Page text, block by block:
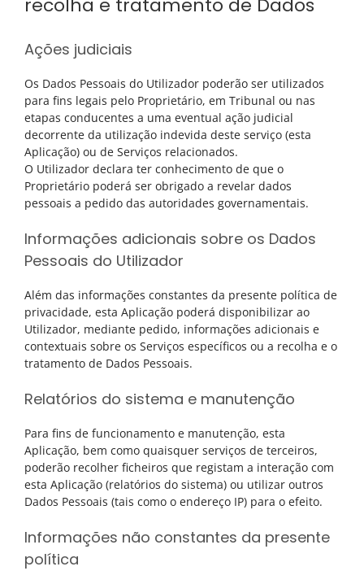
Ações judiciais
Os Dados Pessoais do Utilizador poderão ser utilizados
para fins legais pelo Proprietário, em Tribunal ou nas
etapas conducentes a uma eventual ação judicial
decorrente da utilização indevida deste serviço (esta
Aplicação) ou de Serviços relacionados.
O Utilizador declara ter conhecimento de que o
Proprietário poderá ser obrigado a revelar dados
pessoais a pedido das autoridades governamentais.
Informações adicionais sobre os Dados
Pessoais do Utilizador
Além das informações constantes da presente política de
privacidade, esta Aplicação poderá disponibilizar ao
Utilizador, mediante pedido, informações adicionais e
contextuais sobre os Serviços específicos ou a recolha e o
tratamento de Dados Pessoais.
Relatórios do sistema e manutenção
Para fins de funcionamento e manutenção, esta
Aplicação, bem como quaisquer serviços de terceiros,
poderão recolher ficheiros que registam a interação com
esta Aplicação (relatórios do sistema) ou utilizar outros
Dados Pessoais (tais como o endereço IP) para o efeito.
Informações não constantes da presente
política